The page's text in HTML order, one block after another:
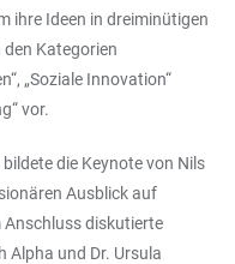
ihre Ideen in dreiminütigen
Kategorien
„Soziale Innovation“
vor.
die Keynote von Nils
Ausblick auf
diskutierte
Alpha und Dr. Ursula